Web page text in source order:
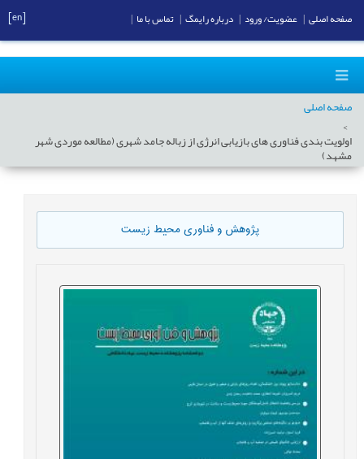
صفحه اصلی
اولویت بندی فناوری های بازیابی انرژی از زباله جامد شهری (مطالعه موردی شهر
مشهد)
پژوهش و فناوری محیط زیست
صفحه اصلی عضویت/ ورود درباره رایمگ تماس با ما